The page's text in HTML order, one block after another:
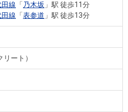
線 「 乃木坂 」駅 徒歩11分
線 「表参道 」駅 徒歩13分
ート）